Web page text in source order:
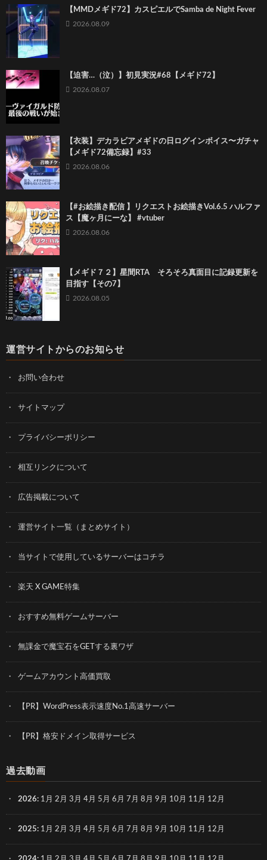
【MMDメギド72】カスピエルでSamba de Night Fever
2026.08.09
【迫害…（泣）】初見実況#68【メギド72】
2026.08.07
【衣装】デカラビアメギドの日ログインボイス〜ガチャ
【メギド72備忘録】#33
2026.08.06
【#お絵描き配信 】リクエストお絵描きVol.6.5 ハルファ
ス【魔ヶ月にーな】 #vtuber
2026.08.06
【メギド７２】星間RTA そろそろ真面目に記録更新を
目指す【その7】
2026.08.05
運営サイトからのお知らせ
お問い合わせ
サイトマップ
プライバシーポリシー
相互リンクについて
広告掲載について
運営サイト一覧（まとめサイト）
当サイトで使用しているサーバーはコチラ
楽天 X GAME特集
おすすめ無料ゲームサーバー
無課金で魔宝石をGETする裏ワザ
ゲームアカウント高価買取
【PR】WordPress表示速度No.1高速サーバー
【PR】格安ドメイン取得サービス
過去動画
2026: 1月 2月 3月 4月 5月 6月 7月 8月 9月 10月 11月 12月
2025: 1月 2月 3月 4月 5月 6月 7月 8月 9月 10月 11月 12月